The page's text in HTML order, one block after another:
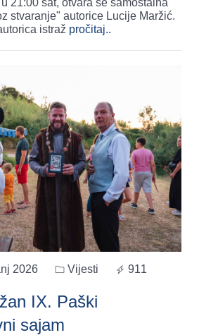
stvaranje" autorice Lucije Maržić.
istraž pročitaj..
2026 Vijesti 911
IX. Paški
sajam